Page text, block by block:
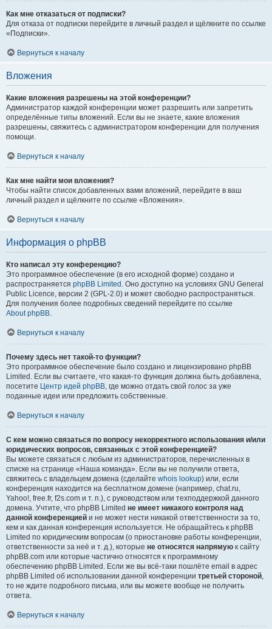
Как мне отказаться от подписки?
Для отказа от подписки перейдите в личный раздел и щёлкните по ссылке
«Подписки».
Вернуться к началу
Вложения
Какие вложения разрешены на этой конференции?
Администратор каждой конференции может разрешить или запретить
определённые типы вложений. Если вы не знаете, какие вложения
разрешены, свяжитесь с администратором конференции для получения
помощи.
Вернуться к началу
Как мне найти мои вложения?
Чтобы найти список добавленных вами вложений, перейдите в ваш
личный раздел и щёлкните по ссылке «Вложения».
Вернуться к началу
Информация о phpBB
Кто написал эту конференцию?
Это программное обеспечение (в его исходной форме) создано и
распространяется phpBB Limited . Оно доступно на условиях GNU General
Public Licence, версии 2 (GPL-2.0) и может свободно распространяться.
Для получения более подробных сведений перейдите по ссылке
About phpBB.
Вернуться к началу
Почему здесь нет такой-то функции?
Это программное обеспечение было создано и лицензировано phpBB
Limited. Если вы считаете, что какая-то функция должна быть добавлена,
посетите Центр идей phpBB, где можно отдать свой голос за уже
поданные идеи или предложить собственные.
Вернуться к началу
С кем можно связаться по вопросу некорректного использования и/или
юридических вопросов, связанных с этой конференцией?
Вы можете связаться с любым из администраторов, перечисленных в
списке на странице «Наша команда». Если вы не получили ответа,
свяжитесь с владельцем домена (сделайте whois lookup) или, если
конференция находится на бесплатном домене (например, chat.ru,
Yahoo!, free.fr, f2s.com и т. п.), с руководством или техподдержкой данного
домена. Учтите, что phpBB Limited не имеет никакого контроля над
данной конференцией и не может нести никакой ответственности за то,
кем и как данная конференция используется. Не обращайтесь к phpBB
Limited по юридическим вопросам (о приостановке работы конференции,
ответственности за неё и т. д.), которые не относятся напрямую к сайту
phpBB.com или которые частично относятся к программному
обеспечению phpBB Limited. Если же вы всё-таки пошлёте email в адрес
phpBB Limited об использовании данной конференции третьей стороной,
то не ждите подробного письма, или вы можете вообще не получить
ответа.
Вернуться к началу